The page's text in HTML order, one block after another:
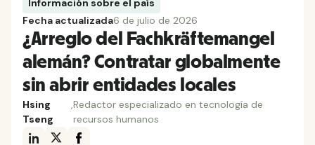
Fecha actualizada6 de julio de 2026
¿Arreglo del Fachkräftemangel
alemán? Contratar globalmente
sin abrir entidades locales
Hsing
Tseng
Redactor especializado en tecnología de
recursos humanos